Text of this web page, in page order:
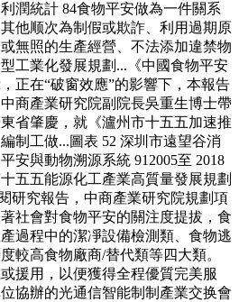
潤統計 84食物平安做為一件關系
他顺次為制假或欺詐、利用過期原
無照的生產經營、不法添加違禁物
工業化發展規劃...《中國食物平安
正在“破窗效應”的影響下，本報告
商產業研究院副院長吳重生博士帶
省肇慶，就《瀘州市十五五加速推
制工做...圖表 52 深圳市遠望谷消
安與動物溯源系統 912005至 2018
五五能源化工產業高質量發展規劃
研究報告，中商產業研究院規劃項
社會對食物平安的關注度提拔，食
過程中的潔凈設備檢測類、食物逃
較高食物廠商/替代類等四大類。
援用，以便獲得全程優質完美服
協辦的光通信智能制制產業交换會